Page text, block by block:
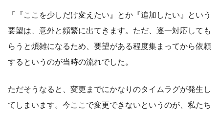
「『ここを少しだけ変えたい』とか『追加したい』という
要望は、意外と頻繁に出てきます。ただ、逐一対応しても
らうと煩雑になるため、要望がある程度集まってから依頼
するというのが当時の流れでした。
ただそうなると、変更までにかなりのタイムラグが発生し
てしまいます。今ここで変更できないというのが、私たち